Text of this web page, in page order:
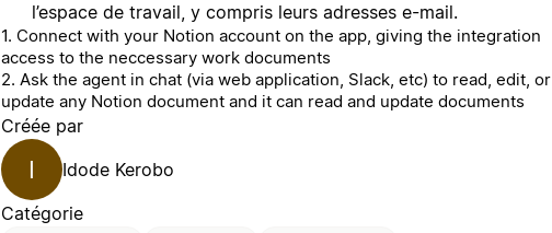
l’espace de travail, y compris leurs adresses e-mail.
1. Connect with your Notion account on the app, giving the integration
access to the neccessary work documents
2. Ask the agent in chat (via web application, Slack, etc) to read, edit, or
update any Notion document and it can read and update documents
Créée par
I
Idode Kerobo
Catégorie